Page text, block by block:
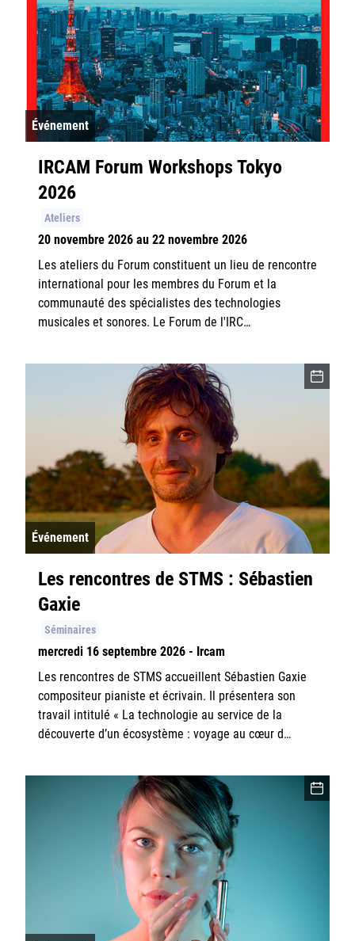
Événement
IRCAM Forum Workshops Tokyo
2026
Ateliers
20 novembre 2026 au 22 novembre 2026
Les ateliers du Forum constituent un lieu de rencontre
international pour les membres du Forum et la
communauté des spécialistes des technologies
musicales et sonores. Le Forum de l'IRC…
Événement
Les rencontres de STMS : Sébastien
Gaxie
Séminaires
mercredi 16 septembre 2026 - Ircam
Les rencontres de STMS accueillent Sébastien Gaxie
compositeur pianiste et écrivain. Il présentera son
travail intitulé « La technologie au service de la
découverte d’un écosystème : voyage au cœur d…